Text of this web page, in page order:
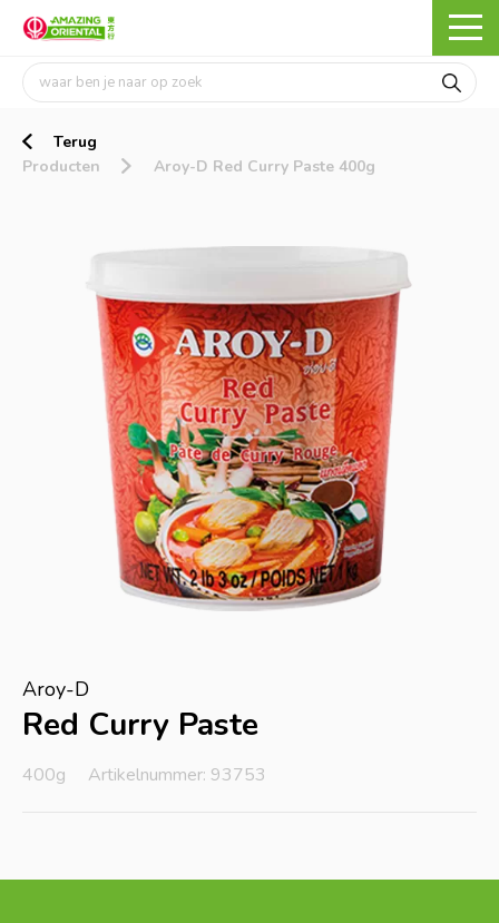
Terug
Producten
Aroy-D Red Curry Paste 400g
Aroy-D
Red Curry Paste
400g Artikelnummer: 93753